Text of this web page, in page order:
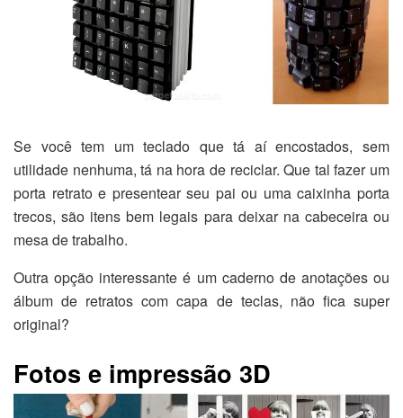
Se você tem um teclado que tá aí encostados, sem
utilidade nenhuma, tá na hora de reciclar. Que tal fazer um
porta retrato e presentear seu pai ou uma caixinha porta
trecos, são itens bem legais para deixar na cabeceira ou
mesa de trabalho.
Outra opção interessante é um caderno de anotações ou
álbum de retratos com capa de teclas, não fica super
original?
Fotos e impressão 3D